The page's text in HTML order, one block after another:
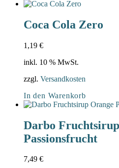
Coca Cola Zero
1,19 €
inkl. 10 % MwSt.
zzgl. Versandkosten
In den Warenkorb
Darbo
Passionsfrucht
7,49 €